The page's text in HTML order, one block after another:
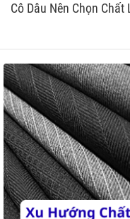
Cô Dâu Nên Chọn